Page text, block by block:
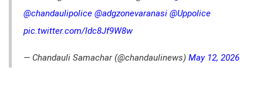
@chandaulipolice @adgzonevaranasi @Uppolice
pic.twitter.com/ldc8Jf9W8w
— Chandauli Samachar (@chandaulinews) May 12, 2026